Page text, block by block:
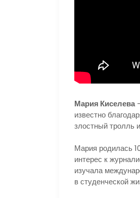
Мария Киселева
известно
злостный тролль
Мария родилась
интерес к
изучала
в студенческой